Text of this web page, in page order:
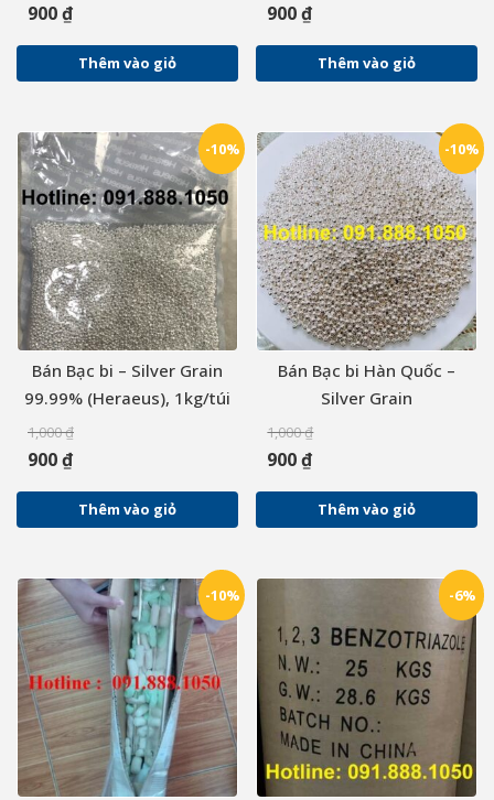
900₫
Thêm vào giỏ
900₫
Thêm vào giỏ
-10%
Bán Bạc bi – Silver Grain
99.99% (Heraeus), 1kg/túi
1,000₫
900₫
Thêm vào giỏ
-10%
Bán Bạc bi Hàn Quốc –
Silver Grain
1,000₫
900₫
Thêm vào giỏ
-10% -6%